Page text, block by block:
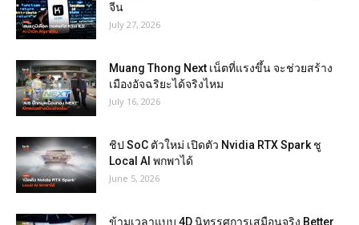
จีน
July 27, 2026
Muang Thong Next เน็ตที่แรงขึ้น จะช่วยสร้าง
เมืองอัจฉริยะได้จริงไหม
July 16, 2026
ชิป SoC ตัวใหม่ เปิดตัว Nvidia RTX Spark ชู
Local AI พกพาได้
June 5, 2026
ข้ามเวลาแบบ 4D นิทรรศการเสมือนจริง Better